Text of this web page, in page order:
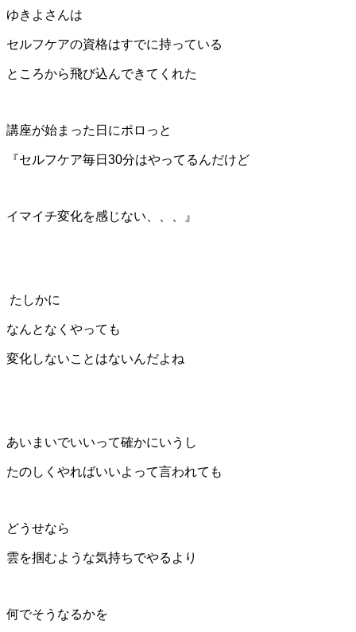
ゆきよさんは
セルフケアの資格はすでに持っている
ところから飛び込んできてくれた
講座が始まった日にポロっと
『セルフケア毎日30分はやってるんだけど
イマイチ変化を感じない、、、』
たしかに
なんとなくやっても
変化しないことはないんだよね
あいまいでいいって確かにいうし
たのしくやればいいよって言われても
どうせなら
雲を掴むような気持ちでやるより
何でそうなるかを